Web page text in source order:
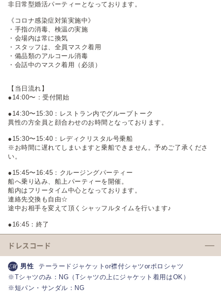
非日常型婚活パーティーとなっております。
《コロナ感染症対策実施中》
・手指の消毒、検温の実施
・会場内は常に換気
・スタッフは、全員マスク着用
・備品類のアルコール消毒
・会話中のマスク着用（必須）
【当日流れ】
●14:00〜：受付開始
●14:30〜15:30：レストラン内でグループトーク
異性の方全員と顔合わせのお時間となっております。
●15:30〜15:40：レディクリスタル号乗船
※お時間に遅れてしまいますと乗船できません。予めご了承くださ
い。
●15:45〜16:45：クルージングパーティー
船へ乗り込み、船上パーティーを開催。
船内はフリータイム中心となっております。
連絡先交換も自由☆
途中お相手を変えて頂くシャッフルタイムを行います♪
●16:45：終了
ドレスコード
男性
テーラードジャケットor襟付シャツorポロシャツ
※Tシャツのみ：NG（Tシャツの上にジャケット着用はOK）
※短パン・サンダル：NG